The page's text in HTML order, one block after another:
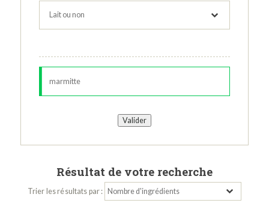
Résultat de votre recherche
Trier les résultats par :